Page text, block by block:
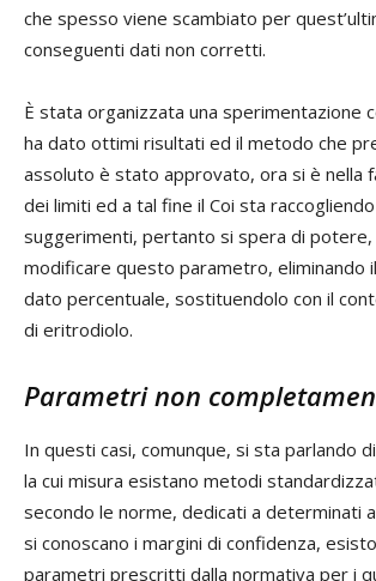
che spesso viene scambiato per
conseguenti dati non corretti.
È stata organizzata una sperimentazione
ha dato ottimi risultati ed il metodo che
assoluto è stato approvato, ora si è nella
dei limiti ed a tal fine il Coi sta
suggerimenti, pertanto si spera di potere,
modificare questo parametro, eliminando
dato percentuale, sostituendolo con il
di eritrodiolo.
Parametri non
In questi casi, comunque, si sta parlando
la cui misura esistano metodi
secondo le norme, dedicati a determinati
si conoscano i margini di confidenza,
parametri prescritti dalla normativa per i